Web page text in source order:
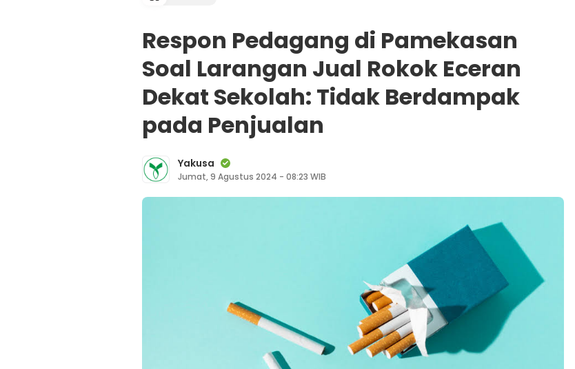
Respon Pedagang di Pamekasan
Soal Larangan Jual Rokok Eceran
Dekat Sekolah: Tidak Berdampak
pada Penjualan
Yakusa
Jumat, 9 Agustus 2024 - 08:23 WIB